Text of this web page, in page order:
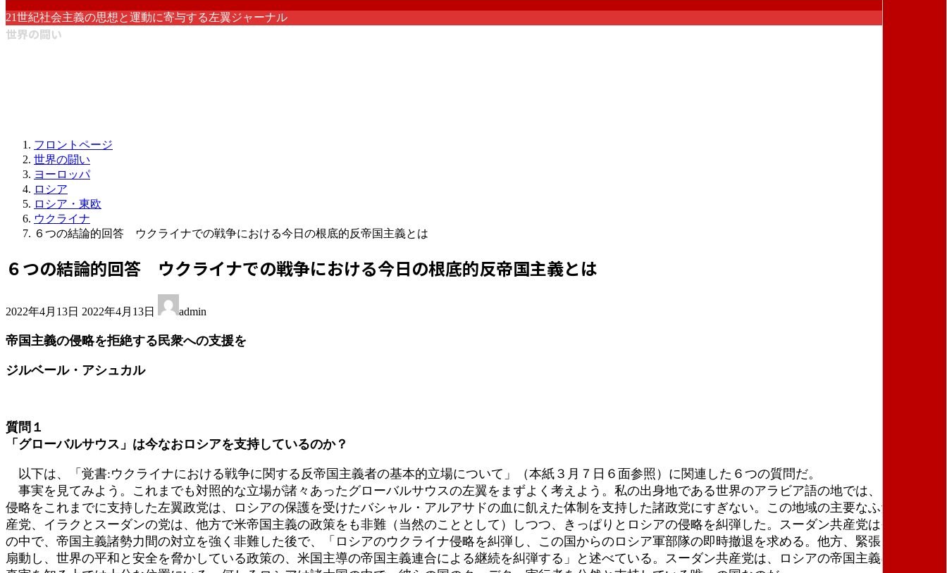
21世紀社会主義の思想と運動に寄与する左翼ジャーナル
世界の闘い
フロントページ
世界の闘い
ヨーロッパ
ロシア
ロシア・東欧
ウクライナ
６つの結論的回答 ウクライナでの戦争における今日の根底的反帝国主義とは
６つの結論的回答 ウクライナでの戦争における今日の根底的反帝国主義とは
2022年4月13日 終
新
時
2022年4月13日 admin
帝国主義の侵略を拒絶する民衆への支援を
ジルベール・アシュカル
質問１
「グローバルサウス」は今なおロシアを支持しているのか？
以下は、「覚書:ウクライナにおける戦争に関する反帝国主義者の基本的立場について」（本紙３月７日６面参照）に関連した６つの質問だ。
事実を見てみよう。これまでも対照的な立場が諸々あったグローバルサウスの左翼をまずよく考えよう。私の出身地である世界のアラビア語の地では、ロシアの
侵略をこれまでに支持した左翼政党は、ロシアの保護を受けたバシャル・アルアサドの血に飢えた体制を支持した諸政党にすぎない。この地域の主要なふたつの共
産党、イラクとスーダンの党は、他方で米帝国主義の政策をも非難（当然のこととして）しつつ、きっぱりとロシアの侵略を糾弾した。スーダン共産党はその声明
の中で、帝国主義諸勢力間の対立を強く非難した後で、「ロシアのウクライナ侵略を糾弾し、この国からのロシア軍部隊の即時撤退を求める。他方、緊張と戦争を
扇動し、世界の平和と安全を脅かしている政策の、米国主導の帝国主義連合による継続を糾弾する」と述べている。スーダン共産党は、ロシアの帝国主義に関する